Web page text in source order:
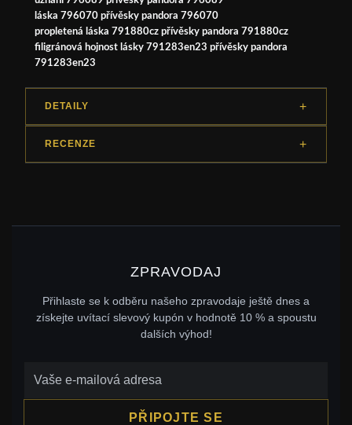
láska 796070 přívěsky pandora 796070
propletená láska 791880cz přívěsky pandora 791880cz
filigránová hojnost lásky 791283en23 přívěsky pandora
791283en23
DETAILY
RECENZE
ZPRAVODAJ
Přihlaste se k odběru našeho zpravodaje ještě dnes a
získejte uvítací slevový kupón v hodnotě 10 % a spoustu
dalších výhod!
PŘIPOJTE SE